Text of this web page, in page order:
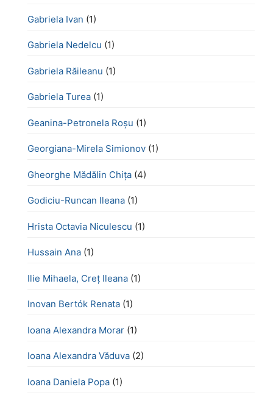
Gabriela Ivan (1)
Gabriela Nedelcu (1)
Gabriela Răileanu (1)
Gabriela Turea (1)
Geanina-Petronela Roșu (1)
Georgiana-Mirela Simionov (1)
Gheorghe Mădălin Chiţa (4)
Godiciu-Runcan Ileana (1)
Hrista Octavia Niculescu (1)
Hussain Ana (1)
Ilie Mihaela, Creț Ileana (1)
Inovan Bertók Renata (1)
Ioana Alexandra Morar (1)
Ioana Alexandra Văduva (2)
Ioana Daniela Popa (1)